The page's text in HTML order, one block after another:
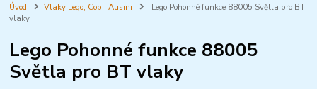
Úvod Vlaky Lego, Cobi, Ausini
Lego Pohonné funkce 88005 Světla pro BT
vlaky
Lego Pohonné funkce 88005
Světla pro BT vlaky